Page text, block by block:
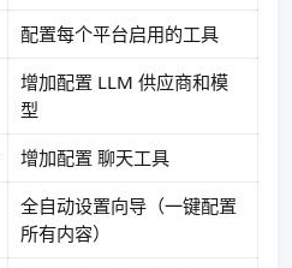
配置每个平台启用的工具
增加配置 LLM 供应商和模
型
增加配置 聊天工具
全自动设置向导（一键配置
所有内容）